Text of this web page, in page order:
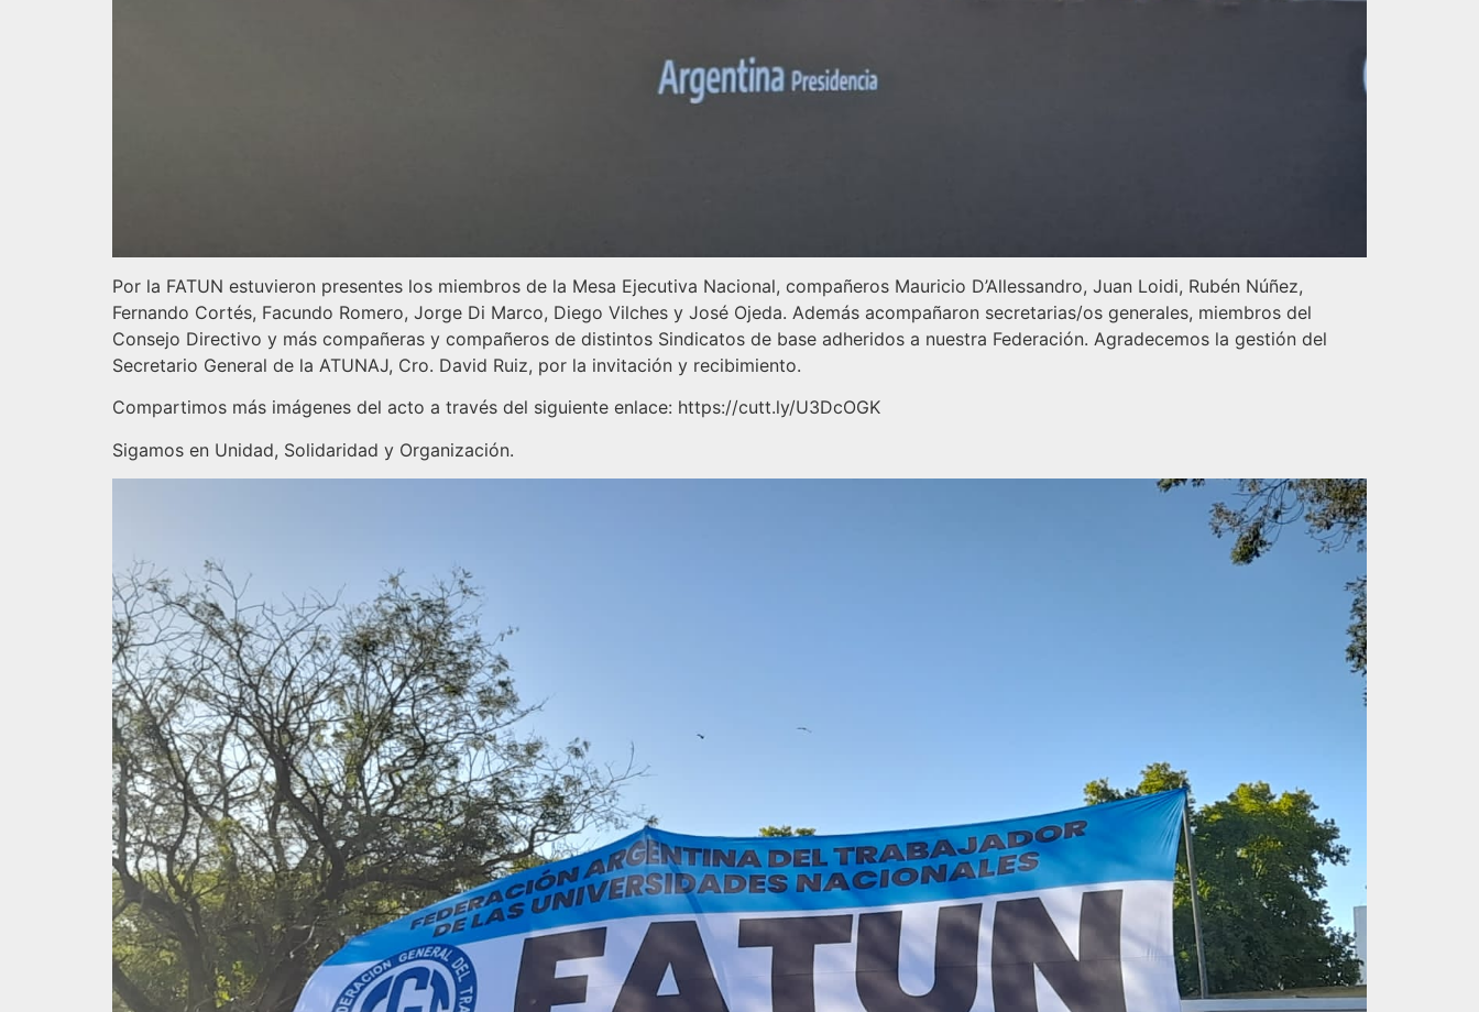
Por la FATUN estuvieron presentes los miembros de la Mesa Ejecutiva Nacional, compañeros Mauricio D’Allessandro, Juan Loidi, Rubén Núñez,
Fernando Cortés, Facundo Romero, Jorge Di Marco, Diego Vilches y José Ojeda. Además acompañaron secretarias/os generales, miembros del
Consejo Directivo y más compañeras y compañeros de distintos Sindicatos de base adheridos a nuestra Federación. Agradecemos la gestión del
Secretario General de la ATUNAJ, Cro. David Ruiz, por la invitación y recibimiento.
Compartimos más imágenes del acto a través del siguiente enlace: https://cutt.ly/U3DcOGK
Sigamos en Unidad, Solidaridad y Organización.